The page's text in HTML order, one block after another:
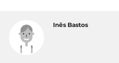
Inês Bastos